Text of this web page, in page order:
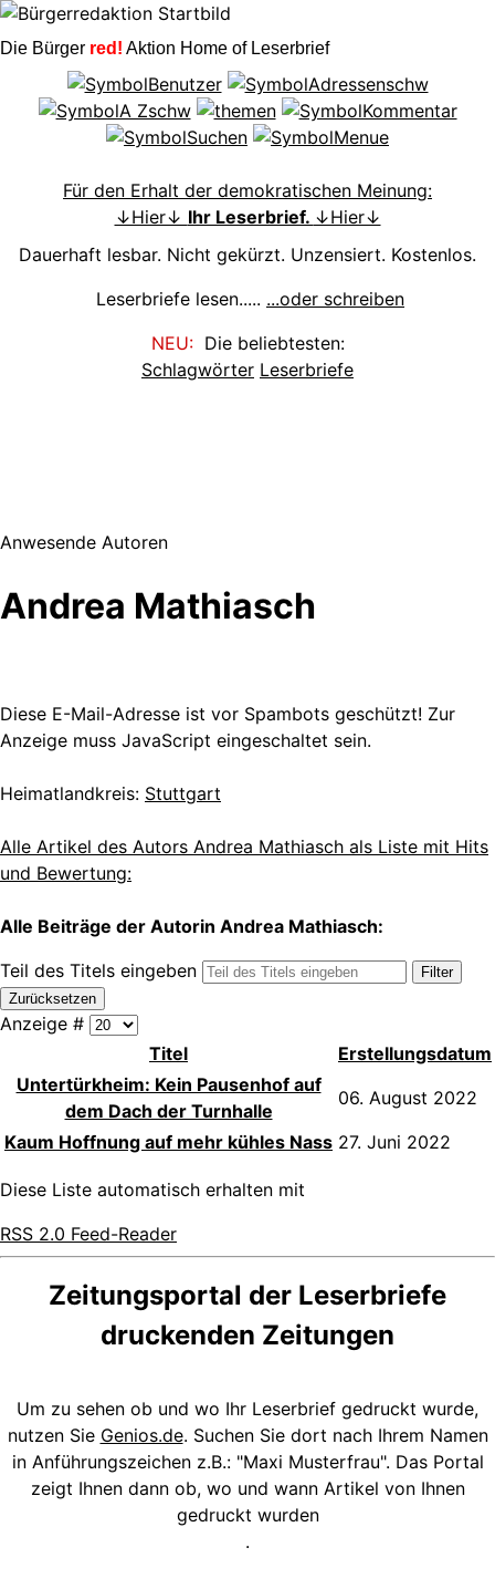
Die Bürger red! Aktion Home of Leserbrief
Für den Erhalt der demokratischen Meinung:
↓Hier↓ Ihr Leserbrief. ↓Hier↓
Dauerhaft lesbar. Nicht gekürzt. Unzensiert. Kostenlos.
Leserbriefe lesen..... ...oder schreiben
NEU:Die beliebtesten:
Schlagwörter Leserbriefe
Anwesende Autoren
Andrea Mathiasch
Diese E-Mail-Adresse ist vor Spambots geschützt! Zur
Anzeige muss JavaScript eingeschaltet sein.
Heimatlandkreis: Stuttgart
Alle Artikel des Autors Andrea Mathiasch als Liste mit Hits
und Bewertung:
Alle Beiträge der Autorin Andrea Mathiasch:
Teil des Titels eingeben
Filter
Zurücksetzen
Anzeige #
Titel
Erstellungsdatum
Untertürkheim: Kein Pausenhof auf
dem Dach der Turnhalle
06. August 2022
Kaum Hoffnung auf mehr kühles Nass 27. Juni 2022
Diese Liste automatisch erhalten mit
RSS 2.0 Feed-Reader
Zeitungsportal der Leserbriefe
druckenden Zeitungen
Um zu sehen ob und wo Ihr Leserbrief gedruckt wurde,
nutzen Sie Genios.de. Suchen Sie dort nach Ihrem Namen
in Anführungszeichen z.B.: "Maxi Musterfrau". Das Portal
zeigt Ihnen dann ob, wo und wann Artikel von Ihnen
gedruckt wurden
.